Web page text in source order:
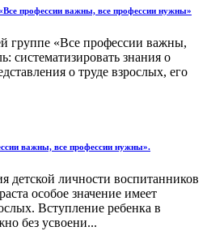
профессии важны, все профессии нужны»
группе «Все профессии важны,
систематизировать знания о
о труде взрослых, его
важны, все профессии нужны».
детской личности воспитанников
особое значение имеет
Вступление ребенка в
без усвоени...